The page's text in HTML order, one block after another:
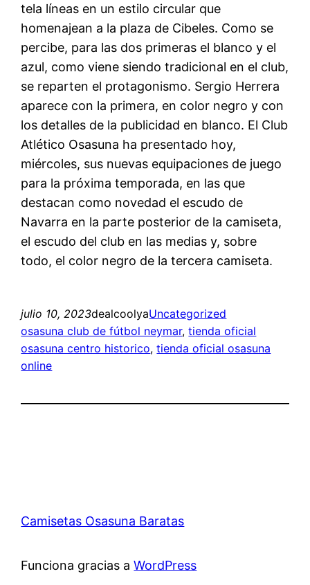
tela líneas en un estilo circular que
homenajean a la plaza de Cibeles. Como se
percibe, para las dos primeras el blanco y el
azul, como viene siendo tradicional en el club,
se reparten el protagonismo. Sergio Herrera
aparece con la primera, en color negro y con
los detalles de la publicidad en blanco. El Club
Atlético Osasuna ha presentado hoy,
miércoles, sus nuevas equipaciones de juego
para la próxima temporada, en las que
destacan como novedad el escudo de
Navarra en la parte posterior de la camiseta,
el escudo del club en las medias y, sobre
todo, el color negro de la tercera camiseta.
julio 10, 2023dealcoolyaUncategorized
osasuna club de fútbol neymar, tienda oficial
osasuna centro historico, tienda oficial osasuna
online
Camisetas Osasuna Baratas
Funciona gracias aWordPress